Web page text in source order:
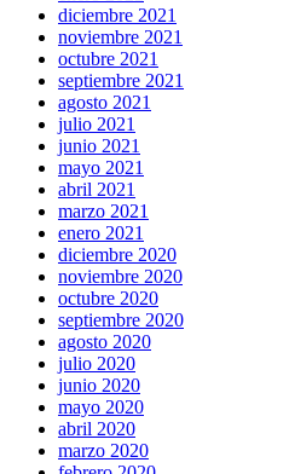
diciembre 2021
noviembre 2021
octubre 2021
septiembre 2021
agosto 2021
julio 2021
junio 2021
mayo 2021
abril 2021
marzo 2021
enero 2021
diciembre 2020
noviembre 2020
octubre 2020
septiembre 2020
agosto 2020
julio 2020
junio 2020
mayo 2020
abril 2020
marzo 2020